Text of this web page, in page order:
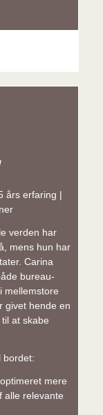
års erfaring |
verden har
mens hun har
Carina
bureau-
givet hende en
at skabe
bordet:
mere
alle relevante